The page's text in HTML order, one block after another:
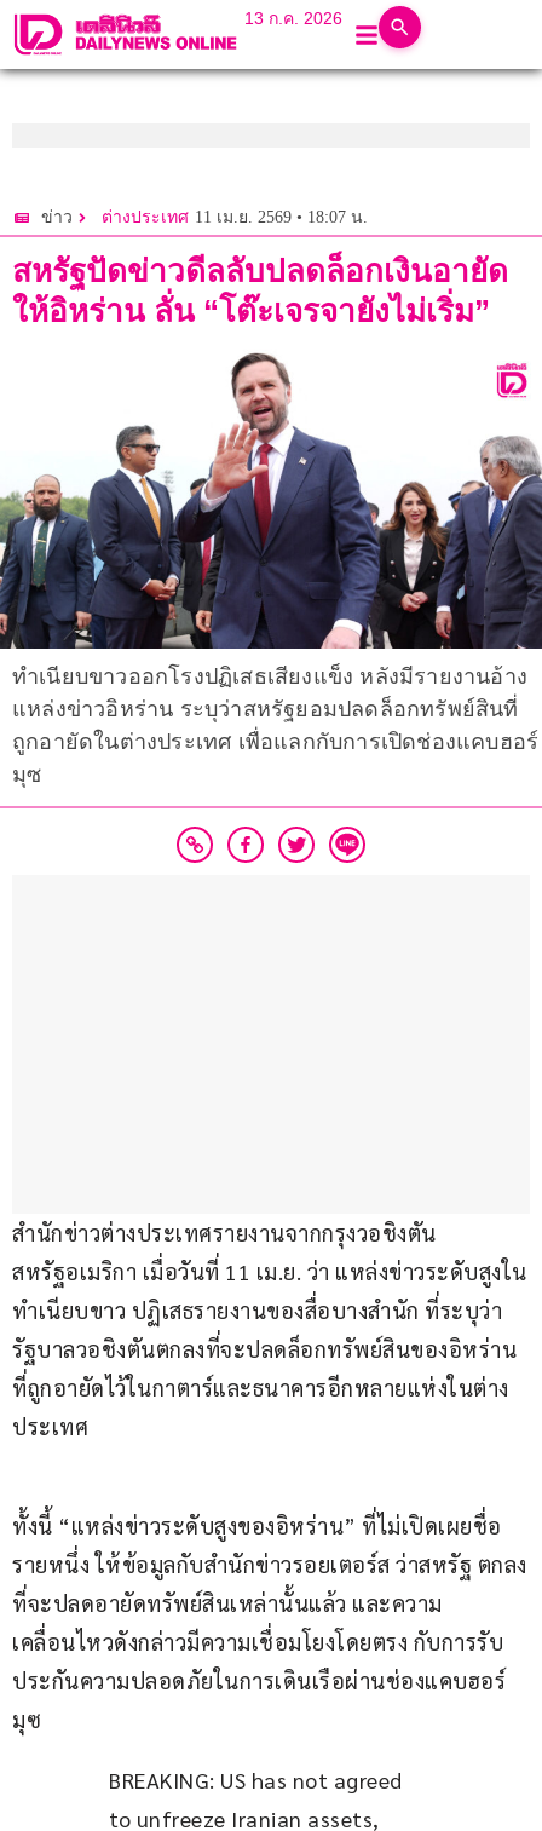
13 ก.ค. 2026
ข่าว ต่างประเทศ 11 เม.ย. 2569 • 18:07 น.
สหรัฐปัดข่าวดีลลับปลดล็อกเงินอายัด
ให้อิหร่าน ลั่น “โต๊ะเจรจายังไม่เริ่ม”
ทำเนียบขาวออกโรงปฏิเสธเสียงแข็ง หลังมีรายงานอ้าง
แหล่งข่าวอิหร่าน ระบุว่าสหรัฐยอมปลดล็อกทรัพย์สินที่
ถูกอายัดในต่างประเทศ เพื่อแลกกับการเปิดช่องแคบฮอร์
มุซ
สำนักข่าวต่างประเทศรายงานจากกรุงวอชิงตัน
สหรัฐอเมริกา เมื่อวันที่ 11 เม.ย. ว่า แหล่งข่าวระดับสูงใน
ทำเนียบขาว ปฏิเสธรายงานของสื่อบางสำนัก ที่ระบุว่า
รัฐบาลวอชิงตันตกลงที่จะปลดล็อกทรัพย์สินของอิหร่าน
ที่ถูกอายัดไว้ในกาตาร์และธนาคารอีกหลายแห่งในต่าง
ประเทศ
ทั้งนี้ “แหล่งข่าวระดับสูงของอิหร่าน” ที่ไม่เปิดเผยชื่อ
รายหนึ่ง ให้ข้อมูลกับสำนักข่าวรอยเตอร์ส ว่าสหรัฐ ตกลง
ที่จะปลดอายัดทรัพย์สินเหล่านั้นแล้ว และความ
เคลื่อนไหวดังกล่าวมีความเชื่อมโยงโดยตรง กับการรับ
ประกันความปลอดภัยในการเดินเรือผ่านช่องแคบฮอร์
มุซ
BREAKING: US has not agreed
to unfreeze Iranian assets,